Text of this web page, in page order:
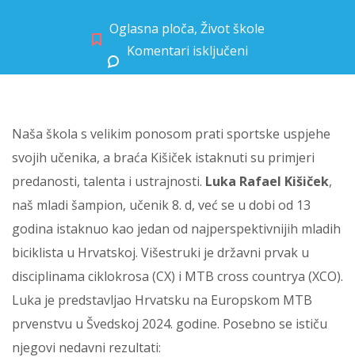
Oglasna ploča, Život škole
Komentari isključeni
Naša škola s velikim ponosom prati sportske uspjehe
svojih učenika, a braća Kišiček istaknuti su primjeri
predanosti, talenta i ustrajnosti. Luka Rafael Kišiček,
naš mladi šampion, učenik 8. d, već se u dobi od 13
godina istaknuo kao jedan od najperspektivnijih mladih
biciklista u Hrvatskoj. Višestruki je državni prvak u
disciplinama ciklokrosa (CX) i MTB cross countrya (XCO).
Luka je predstavljao Hrvatsku na Europskom MTB
prvenstvu u Švedskoj 2024. godine. Posebno se ističu
njegovi nedavni rezultati: